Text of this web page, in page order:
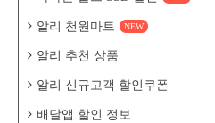
알리 천원마트 NEW
알리 추천 상품
알리 신규고객 할인쿠폰
배달앱 할인 정보